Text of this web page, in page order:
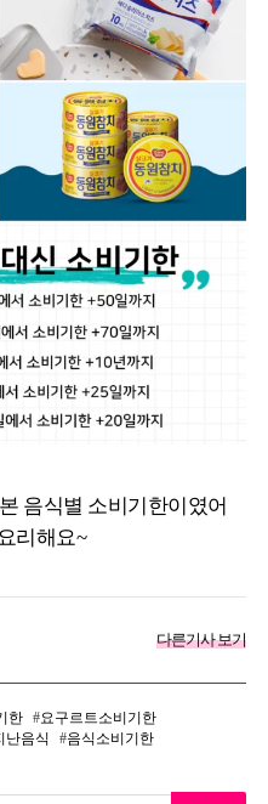
음식별 소비기한이였어
리해요~
다른기사 보기
한
요구르트소비기한
난음식
음식소비기한